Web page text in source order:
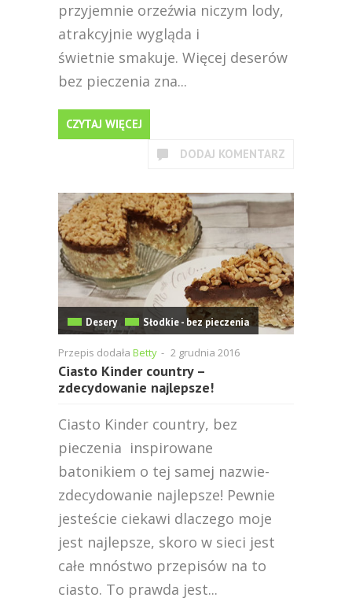
przyjemnie orzeźwia niczym lody,
atrakcyjnie wygląda i
świetnie smakuje. Więcej deserów
bez pieczenia zna...
CZYTAJ WIĘCEJ
DODAJ KOMENTARZ
Desery Słodkie - bez pieczenia
Przepis dodała Betty - 2 grudnia 2016
Ciasto Kinder country –
zdecydowanie najlepsze!
Ciasto Kinder country, bez
pieczenia inspirowane
batonikiem o tej samej nazwie-
zdecydowanie najlepsze! Pewnie
jesteście ciekawi dlaczego moje
jest najlepsze, skoro w sieci jest
całe mnóstwo przepisów na to
ciasto. To prawda jest...